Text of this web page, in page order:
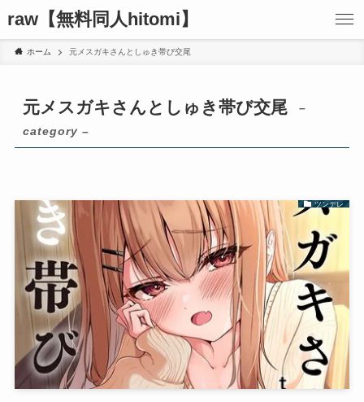
raw【無料同人hitomi】
ホーム 元メスガキさんとしゅき帯び交尾
元メスガキさんとしゅき帯び交尾
–
category –
ツンデレ